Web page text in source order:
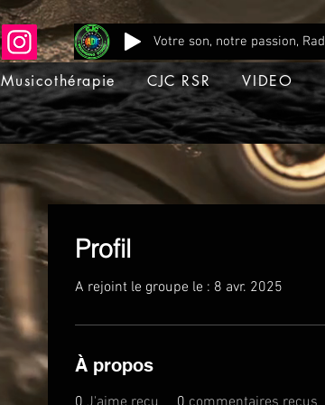
Musicothérapie CJC RSR VIDEO
Profil
A rejoint le groupe le : 8 avr. 2025
À propos